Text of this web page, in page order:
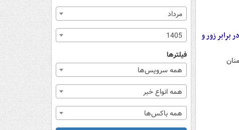
برابر زور و
مرداد
1405
فیلترها
همه سرویس‌ها
همه انواع خبر
همه باکس‌ها